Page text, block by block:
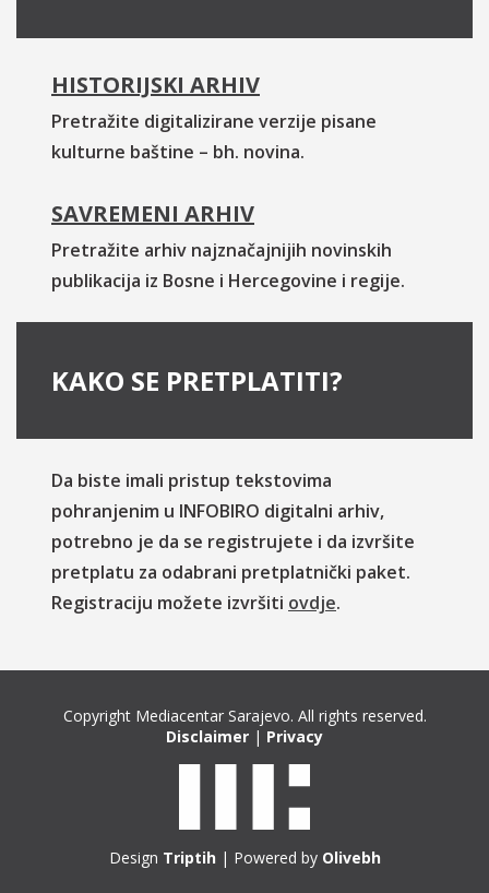
HISTORIJSKI ARHIV
Pretražite digitalizirane verzije pisane
kulturne baštine – bh. novina.
SAVREMENI ARHIV
Pretražite arhiv najznačajnijih novinskih
publikacija iz Bosne i Hercegovine i regije.
KAKO SE PRETPLATITI?
Da biste imali pristup tekstovima
pohranjenim u INFOBIRO digitalni arhiv,
potrebno je da se registrujete i da izvršite
pretplatu za odabrani pretplatnički paket.
Registraciju možete izvršiti ovdje.
Copyright Mediacentar Sarajevo. All rights reserved.
Disclaimer | Privacy
Design Triptih| Powered by Olivebh